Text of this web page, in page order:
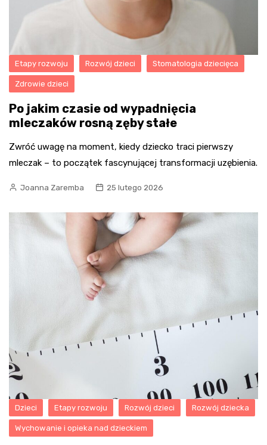
Etapy rozwoju Rozwój dzieci Stomatologia dziecięca
Zdrowie dzieci
Po jakim czasie od wypadnięcia
mleczaków rosną zęby stałe
Zwróć uwagę na moment, kiedy dziecko traci pierwszy
mleczak – to początek fascynującej transformacji uzębienia.
Joanna Zaremba 25 lutego 2026
Dzieci Etapy rozwoju Rozwój dzieci Rozwój dziecka
Wychowanie i opieka nad dzieckiem